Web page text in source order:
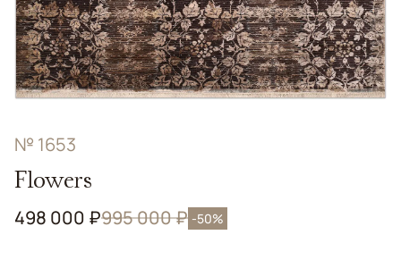
№ 1653
Flowers
498 000 ₽995 000 ₽ -50%